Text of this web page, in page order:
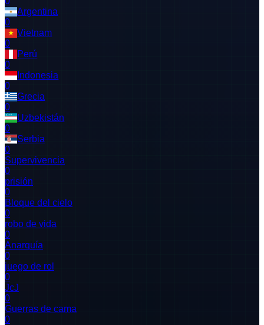
Argentina
0
Vietnam
0
Perú
0
Indonesia
0
Grecia
0
Uzbekistán
0
Serbia
0
Supervivencia
0
prisión
0
Bloque del cielo
0
robo de vida
0
Anarquía
0
juego de rol
0
JcJ
0
Guerras de cama
0